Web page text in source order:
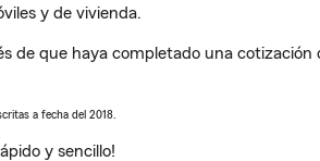
y de vivienda.
que haya completado una cotización
a fecha del 2018.
y sencillo!